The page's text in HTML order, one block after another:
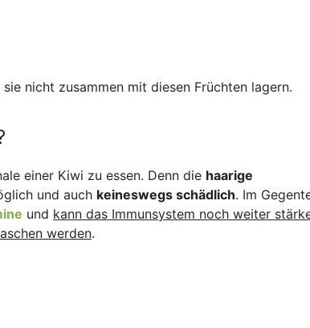
nicht zusammen mit diesen Früchten lagern.
einer Kiwi zu essen. Denn die haarige
und auch keineswegs schädlich. Im
und kann das Immunsystem noch weiter
werden.